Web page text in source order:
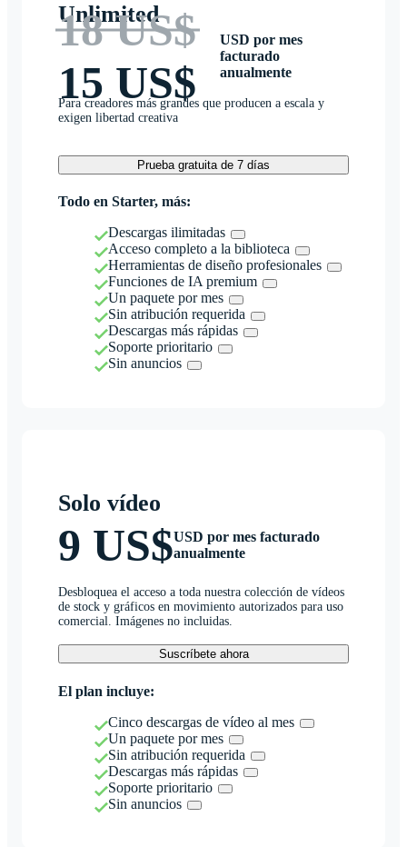
Unlimited
18 US$
15 US$
USD por mes
facturado
anualmente
Para creadores más grandes que producen a escala y
exigen libertad creativa
Prueba gratuita de 7 días
Todo en Starter, más:
Descargas ilimitadas
Acceso completo a la biblioteca
Herramientas de diseño profesionales
Funciones de IA premium
Un paquete por mes
Sin atribución requerida
Descargas más rápidas
Soporte prioritario
Sin anuncios
Solo vídeo
9 US$USD por mes facturado
anualmente
Desbloquea el acceso a toda nuestra colección de vídeos
de stock y gráficos en movimiento autorizados para uso
comercial. Imágenes no incluidas.
Suscríbete ahora
El plan incluye:
Cinco descargas de vídeo al mes
Un paquete por mes
Sin atribución requerida
Descargas más rápidas
Soporte prioritario
Sin anuncios